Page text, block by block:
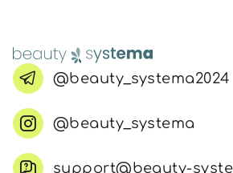
@beauty_systema2024
@beauty_systema
support@beauty-